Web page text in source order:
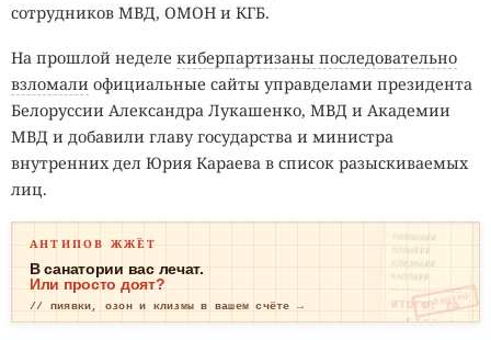
сотрудников МВД, ОМОН и КГБ.
На прошлой неделе киберпартизаны последовательно
взломали официальные сайты управделами президента
Белоруссии Александра Лукашенко, МВД и Академии
МВД и добавили главу государства и министра
внутренних дел Юрия Караева в список разыскиваемых
лиц.
ПИЯВКИ₽₽
ОЗОН₽₽₽
КЛИЗМА₽₽
КАПЛИ₽₽
ИТОГО: ТР
ЕВОГА
ОПЛАЧЕНО
АНТИПОВ ЖЖЁТ
В санатории вас лечат.
Или просто доят?
// пиявки, озон и клизмы в вашем счёте →